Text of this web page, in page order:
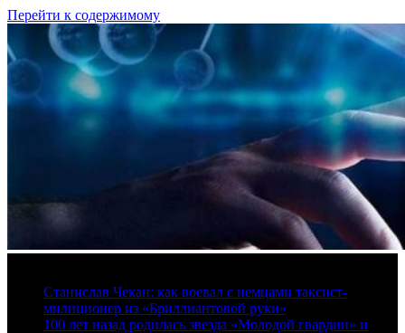
Перейти к содержимому
Станислав Чекан: как воевал с немцами таксист-
милиционер из «Бриллиантовой руки»
100 лет назад родилась звезда «Молодой гвардии» и